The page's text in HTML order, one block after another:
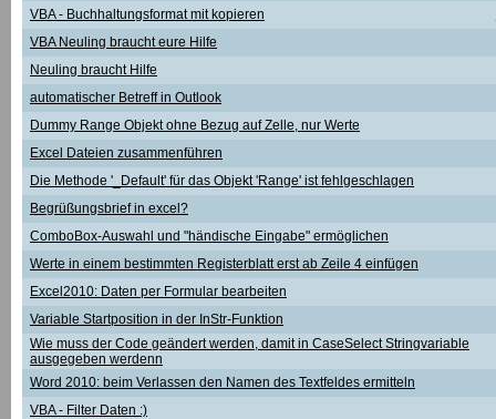
VBA - Buchhaltungsformat mit kopieren
VBA Neuling braucht eure Hilfe
Neuling braucht Hilfe
automatischer Betreff in Outlook
Dummy Range Objekt ohne Bezug auf Zelle, nur Werte
Excel Dateien zusammenführen
Die Methode '_Default' für das Objekt 'Range' ist fehlgeschlagen
Begrüßungsbrief in excel?
ComboBox-Auswahl und "händische Eingabe" ermöglichen
Werte in einem bestimmten Registerblatt erst ab Zeile 4 einfügen
Excel2010: Daten per Formular bearbeiten
Variable Startposition in der InStr-Funktion
Wie muss der Code geändert werden, damit in CaseSelect Stringvariable
ausgegeben werdenn
Word 2010: beim Verlassen den Namen des Textfeldes ermitteln
VBA - Filter Daten :)